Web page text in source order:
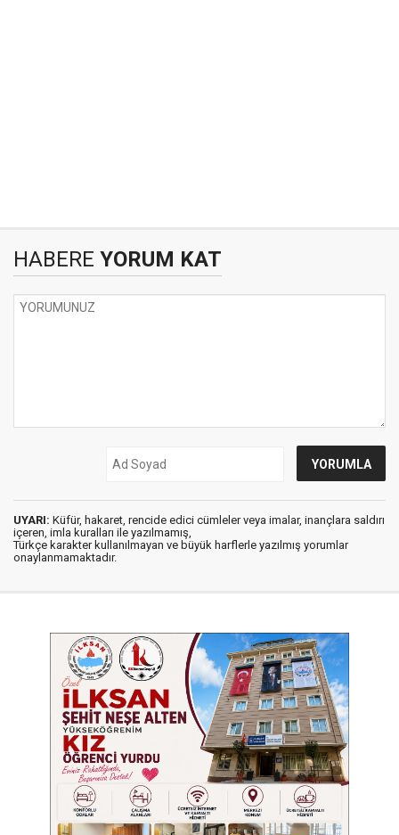
HABERE YORUM KAT
UYARI: Küfür, hakaret, rencide edici cümleler veya imalar, inançlara saldırı
içeren, imla kuralları ile yazılmamış,
Türkçe karakter kullanılmayan ve büyük harflerle yazılmış yorumlar
onaylanmamaktadır.